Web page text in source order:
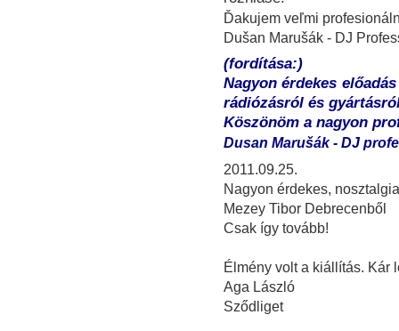
Ďakujem veľmi
Dušan Marušák - DJ
(fordítása:)
Nagyon érdekes
rádiózásról és
Köszönöm a nagyon
Dusan Marušák - DJ
2011.09.25.
Nagyon érdekes,
Mezey Tibor Debrecenből
Csak így tovább!
Élmény volt a kiállítás. Kár
Aga László
Sződliget